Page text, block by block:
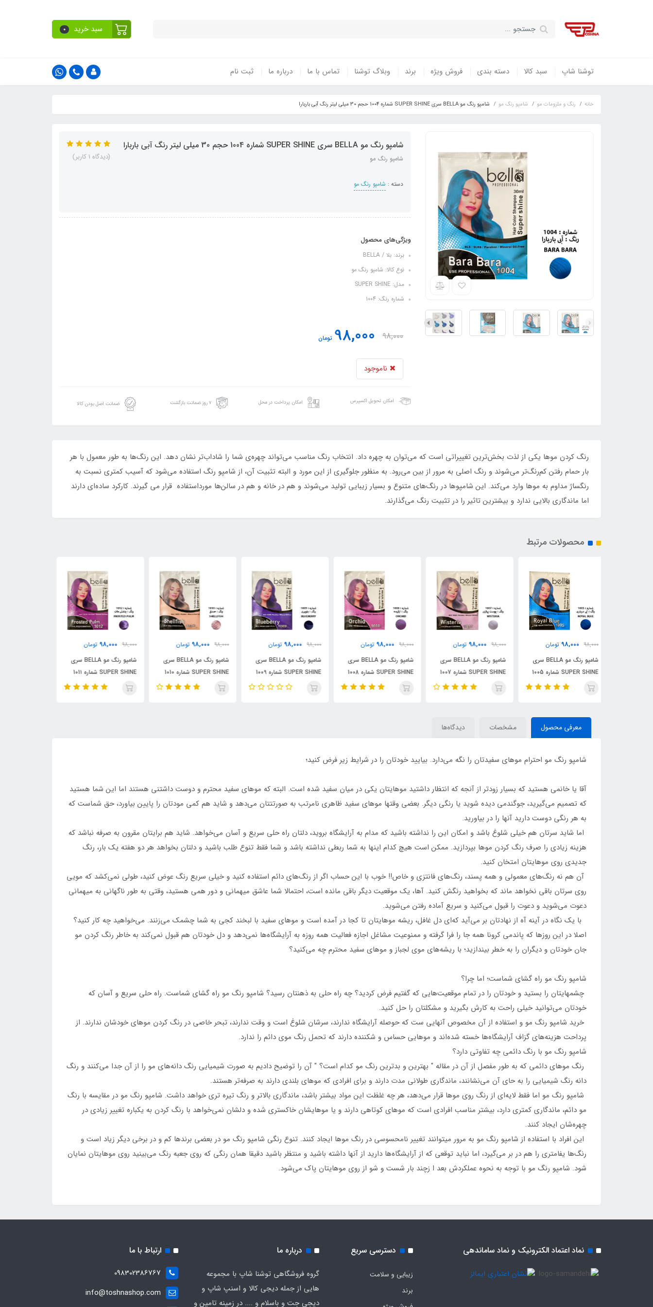
سبد خرید 0
توشنا شاپ سبد کالا دسته بندی فروش ویژه برند وبلاگ توشنا تماس با ما درباره ما ثبت نام
خانه رنگ و ملزومات مو شامپو رنگ مو شامپو رنگ مو BELLA سری SUPER SHINE شماره 1004 حجم 30 میلی لیتر رنگ آبی باربارا
شامپو رنگ مو BELLA سری SUPER SHINE شماره 1004 حجم 30 میلی لیتر رنگ آبی باربارا
شامپو رنگ مو
دسته : شامپو رنگ مو
(دیدگاه 1 کاربر)
ویژگی‌های محصول
برند: بلا / BELLA
نوع کالا: شامپو رنگ مو
مدل: SUPER SHINE
شماره رنگ: ۱۰۰4
98,000
98,000 تومان
ناموجود
امکان تحویل اکسپرس امکان پرداخت در محل ۷ روز ضمانت بازگشت ضمانت اصل بودن کالا
رنگ کردن موها یکی از لذت بخش‌ترین تغییراتی است که می‌توان به چهره داد. انتخاب رنگ مناسب می‌تواند چهره‌ی شما را شاداب‌تر نشان دهد. این رنگ‌ها به طور معمول با هر
بار حمام رفتن کم‌رنگ‌تر می‌شوند و رنگ اصلی به مرور از بین می‌رود. به منظور جلوگیری از این مورد و البته تثبیت آن، از شامپو رنگ استفاده می‌شود که آسیب کمتری نسبت به
رنگساژ مداوم به موها وارد می‌کند. این شامپوها در رنگ‌های متنوع و بسیار زیبایی تولید می‌شوند و هم در خانه و هم در سالن‌ها مورداستفاده قرار می گیرند. کارکرد ساده‌ای دارند
اما ماندگاری بالایی ندارد و بیشترین تاثیر را در تثبیت رنگ می‌گذارند.
محصولات مرتبط
98,000
98,000 تومان
شامپو رنگ مو BELLA سری
SUPER SHINE شماره 1007
حجم 30 میلی لیتر رنگ
98,000
98,000 تومان
شامپو رنگ مو BELLA سری
SUPER SHINE شماره 1008
حجم 30 میلی لیتر رنگ ارکیده
98,000
98,000 تومان
شامپو رنگ مو BELLA سری
SUPER SHINE شماره 1009
حجم 30 میلی لیتر رنگ
98,000
98,000 تومان
شامپو رنگ مو BELLA سری
SUPER SHINE شماره 1010
حجم 30 میلی لیتر رنگ صدفی
98,000
98,000 تومان
شامپو رنگ مو BELLA سری
SUPER SHINE شماره 101۱
حجم 30 میلی لیتر رنگ یاسی
98,000
98,000 تومان
شامپو رنگ مو BELLA سری
SUPER SHINE شماره 1012
حجم 30 میلی لیتر رنگ بنفش
معرفی محصول مشخصات دیدگاه‌ها
شامپو رنگ مو احترام موهای سفیدتان را نگه می‌دارد. بیایید خودتان را در شرایط زیر فرض کنید؛
آقا یا خانمی هستید که بسیار زودتر از آنجه که انتظار داشتید موهایتان یکی در میان سفید شده است. البته که موهای سفید محترم و دوست داشتنی هستند اما این شما هستید
که تصمیم می‌گیرید، جوگندمی دیده شوید یا رنگی دیگر. بعضی وقتها موهای سفید ظاهری نامرتب به صورتتتان می‌دهد و شاید هم کمی مودتان را پایین بیاورد، حق شماست که
به هر رنگی دوست دارید آنها را در بیاورید.
اما شاید سرتان هم خیلی شلوغ باشد و امکان این را نداشته باشید که مدام به آرایشگاه بروید، دلتان راه حلی سریع و آسان می‌خواهد. شاید هم برایتان مقرون به صرفه نباشد که
هزینه زیادی را صرف رنگ کردن موها بپردازید. ممکن است هیچ کدام اینها به شما ربطی نداشته باشد و شما فقط تنوع طلب باشید و دلتان بخواهد هر دو هفته یک بار، رنگ
جدیدی روی موهایتان امتخان کنید.
آن هم نه رنگ‌های معمولی و همه پسند، رنگ‌های فانتزی و خاص!! خوب با این حساب اگر از رنگ‌های دائم استفاده کنید و خیلی سریع رنگ عوض کنید، طولی نمی‌کشد که مویی
روی سرتان باقی نخواهد ماند که بخواهید رنگش کنید. آها، یک موقعیت دیگر باقی مانده است، احتمالا شما عاشق میهمانی و دور همی هستید، وقتی به طور ناگهانی به میهمانی
دعوت می‌شوید و دعوت را قبول می‌کنید و سریع آماده رفتن می‌شوید.
با یک نگاه در آینه آه از نهادتان بر می‌آید که‌ای دل غافل، ریشه موهایتان تا کجا در آمده است و موهای سفید با لبخند کجی به شما چشمک می‌زنند. می‌خواهید چه کار کنید؟
اصلا در این روزها که پاندمی کرونا همه جا را فرا گرفته و ممنوعیت مشاغل اجازه فعالیت همه روزه به آرایشگاه‌ها نمی‌دهد و دل خودتان هم قبول نمی‌کند به خاطر رنگ کردن مو
جان خودتان و دیگران را به خطر بیندازید؛ با ریشه‌های موی لجباز و موهای سفید محترم چه می‌کنید؟
شامپو رنگ مو راه گشای شماست؛ اما چرا؟
چشمهایتان را بستید و خودتان را در تمام موقعیت‌هایی که گفتیم فرض کردید؟ چه راه حلی به ذهنتان رسید؟ شامپو رنگ مو راه گشای شماست. راه حلی سریع و آسان که
خودتان می‌توانید خیلی راحت به کارش بگیرید و مشکلتان را حل کنید.
خرید شامپو رنگ مو و استفاده از آن مخصوص آنهایی ست که حوصله آرایشگاه ندارند، سرشان شلوغ است و وقت ندارند، تبحر خاصی در رنگ کردن موهای خودشان ندارند. از
پرداحت هزینه‌های گزاف آرایشگاه‌ها خسته شده‌اند و موهایی حساس و شکننده دارند که تحمل رنگ موی دائم را ندارد.
شامپو رنگ مو با رنگ دائمی چه تفاوتی دارد؟
رنگ موهای دائمی که به طور مفصل از آن در مقاله " بهترین و بدترین رنگ مو کدام است؟ " آن را توضیح دادیم به صورت شیمیایی رنگ دانه‌های مو را از آن جدا می‌کنند و رنگ
دانه رنگ شیمیایی را به حای آن می‌نشانند، ماندگاری طولانی مدت دارند و برای افرادی که موهای بلندی دارند به صرفه‌تر هستند.
شامپو رنگ مو اما فقط لایه‌ای از رنگ روی موها قرار می‌دهد، هر چه غلظت این مواد بیشتر باشد، ماندگاری بالاتر و رنگ تیره تری خواهد داشت. شامپو رنگ مو در مقایسه با رنگ
مو دائم، ماندگاری کمتری دارد، بیشتر مناسب افرادی است که موهای کوتاهی دارند و یا موهایشان خاکستری شده و دلشان نمی‌خواهد با رنگ کردن به یکباره تغییر زیادی در
چهره‌شان ایجاد کنند.
این افراد با استفاده از شامپو رنگ مو به مرور میتوانند تغییر نامحسوسی در رنگ موها ایجاد کنند. تنوع رنگی شامپو رنگ مو در بعضی برندها کم و در برخی دیگر زیاد است و
رنگ‌ها یفامتری را هم در بر می‌گیرد، اما نباید توقعی که از آرایشگاه‌ها دارید از آنها داشته باشید و منتظر باشید دقیقا همان رنگی که روی جعبه رنگ می‌بینید روی موهایتان نمایان
شود. شامپو رنگ مو با توجه به نحوه عملکردش بعد ا زچند بار شست و شو از روی موهایتان پاک می‌شود.
نماد اعتماد الکترونیک و نماد ساماندهی دسترسی سریع
زیبایی و سلامت
برند
درباره ما
گروه فروشگاهی توشنا شاپ با مجموعه
هایی از جمله دیجی کالا و اسنپ شاپ و
دیجی جت و باسلام و .... در زمینه تامین و
ارتباط با ما
098302386767
info@toshnashop.com